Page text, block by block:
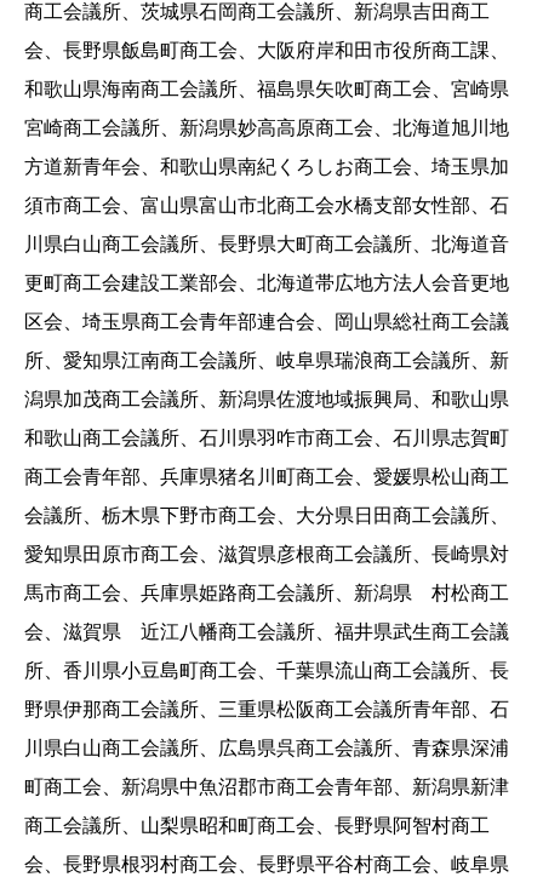
商工会議所、茨城県石岡商工会議所、新潟県吉田商工
会、長野県飯島町商工会、大阪府岸和田市役所商工課、
和歌山県海南商工会議所、福島県矢吹町商工会、宮崎県
宮崎商工会議所、新潟県妙高高原商工会、北海道旭川地
方道新青年会、和歌山県南紀くろしお商工会、埼玉県加
須市商工会、富山県富山市北商工会水橋支部女性部、石
川県白山商工会議所、長野県大町商工会議所、北海道音
更町商工会建設工業部会、北海道帯広地方法人会音更地
区会、埼玉県商工会青年部連合会、岡山県総社商工会議
所、愛知県江南商工会議所、岐阜県瑞浪商工会議所、新
潟県加茂商工会議所、新潟県佐渡地域振興局、和歌山県
和歌山商工会議所、石川県羽咋市商工会、石川県志賀町
商工会青年部、兵庫県猪名川町商工会、愛媛県松山商工
会議所、栃木県下野市商工会、大分県日田商工会議所、
愛知県田原市商工会、滋賀県彦根商工会議所、長崎県対
馬市商工会、兵庫県姫路商工会議所、新潟県 村松商工
会、滋賀県 近江八幡商工会議所、福井県武生商工会議
所、香川県小豆島町商工会、千葉県流山商工会議所、長
野県伊那商工会議所、三重県松阪商工会議所青年部、石
川県白山商工会議所、広島県呉商工会議所、青森県深浦
町商工会、新潟県中魚沼郡市商工会青年部、新潟県新津
商工会議所、山梨県昭和町商工会、長野県阿智村商工
会、長野県根羽村商工会、長野県平谷村商工会、岐阜県